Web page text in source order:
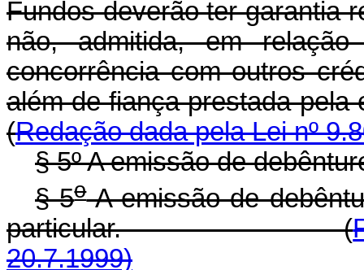
Fundos deverão ter garantia
não, admitida, em
concorrência com outros
além de fiança
(Redação dada pela Lei nº
§ 5º A emissão de
§ 5oA emissão de
particular. (
20.7.1999)